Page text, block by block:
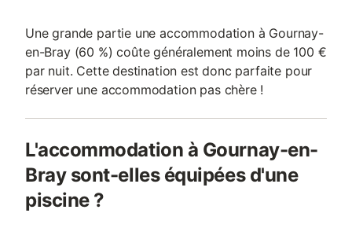
Une grande partie une accommodation à Gournay-
en-Bray (60 %) coûte généralement moins de 100 €
par nuit. Cette destination est donc parfaite pour
réserver une accommodation pas chère !
L'accommodation à Gournay-en-
Bray sont-elles équipées d'une
piscine ?